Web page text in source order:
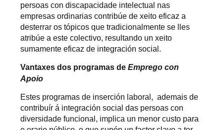
persoas con discapacidade intelectual nas
empresas ordinarias contribúe de xeito eficaz a
desterrar os tópicos que tradicionalmente se lles
atribúe a este colectivo, resultando un xeito
sumamente eficaz de integración social.
Vantaxes dos programas deEmprego con
Apoio
Estes programas de inserción laboral, ademais de
contribuír á integración social das persoas con
diversidade funcional, implica un menor custo para